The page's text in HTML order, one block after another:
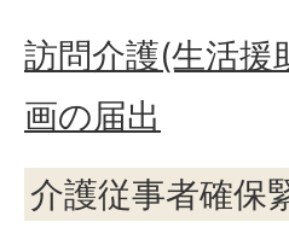
訪問介護(生活援
画の届出
介護従事者確保